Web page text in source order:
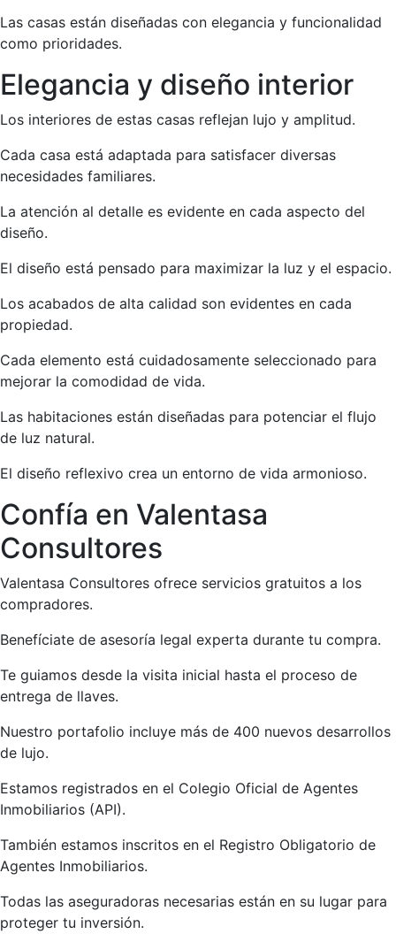
Las casas están diseñadas con elegancia y funcionalidad
como prioridades.
Elegancia y diseño interior
Los interiores de estas casas reflejan lujo y amplitud.
Cada casa está adaptada para satisfacer diversas
necesidades familiares.
La atención al detalle es evidente en cada aspecto del
diseño.
El diseño está pensado para maximizar la luz y el espacio.
Los acabados de alta calidad son evidentes en cada
propiedad.
Cada elemento está cuidadosamente seleccionado para
mejorar la comodidad de vida.
Las habitaciones están diseñadas para potenciar el flujo
de luz natural.
El diseño reflexivo crea un entorno de vida armonioso.
Confía en Valentasa
Consultores
Valentasa Consultores ofrece servicios gratuitos a los
compradores.
Benefíciate de asesoría legal experta durante tu compra.
Te guiamos desde la visita inicial hasta el proceso de
entrega de llaves.
Nuestro portafolio incluye más de 400 nuevos desarrollos
de lujo.
Estamos registrados en el Colegio Oficial de Agentes
Inmobiliarios (API).
También estamos inscritos en el Registro Obligatorio de
Agentes Inmobiliarios.
Todas las aseguradoras necesarias están en su lugar para
proteger tu inversión.